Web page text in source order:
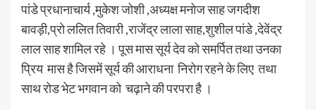
पांडे प्रधानाचार्य ,मुकेश जोशी ,अध्यक्ष मनोज साह जगदीश
बावड़ी,प्रो ललित तिवारी ,राजेंद्र लाला साह,शुशील पांडे ,देवेंद्र
लाल साह शामिल रहे । पूस मास सूर्य देव को समर्पित तथा उनका
प्रिय मास है जिसमें सूर्य की आराधना निरोग रहने के लिए तथा
साथ रोड भेट भगवान को चढ़ाने की परपरा है ।